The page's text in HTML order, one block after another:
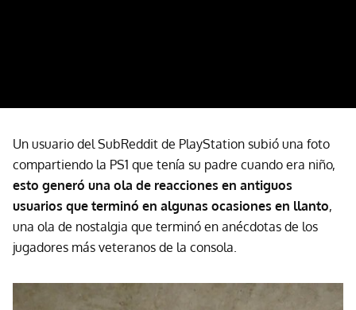
Un usuario del SubReddit de PlayStation subió una foto
compartiendo la PS1 que tenía su padre cuando era niño,
esto generó una ola de reacciones en antiguos
usuarios que terminó en algunas ocasiones en llanto,
una ola de nostalgia que terminó en anécdotas de los
jugadores más veteranos de la consola.